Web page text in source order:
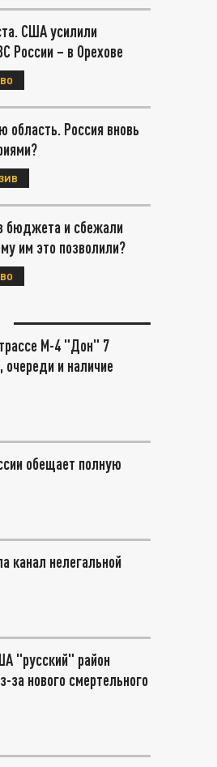
США усилили
России – в Орехове
область. Россия вновь
бюджета и сбежали
им это позволили?
М-4 "Дон" 7
очереди и наличие
обещает полную
канал нелегальной
"русский" район
за нового смертельного